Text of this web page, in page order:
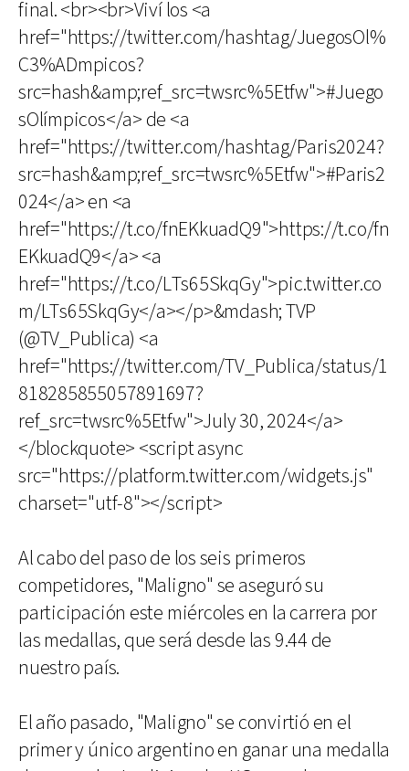
final. <br><br>Viví los <a
href="https://twitter.com/hashtag/JuegosOl%
C3%ADmpicos?
src=hash&amp;ref_src=twsrc%5Etfw">#Juego
sOlímpicos</a> de <a
href="https://twitter.com/hashtag/Paris2024?
src=hash&amp;ref_src=twsrc%5Etfw">#Paris2
024</a> en <a
href="https://t.co/fnEKkuadQ9">https://t.co/fn
EKkuadQ9</a> <a
href="https://t.co/LTs65SkqGy">pic.twitter.co
m/LTs65SkqGy</a></p>&mdash; TVP
(@TV_Publica) <a
href="https://twitter.com/TV_Publica/status/1
818285855057891697?
ref_src=twsrc%5Etfw">July 30, 2024</a>
</blockquote> <script async
src="https://platform.twitter.com/widgets.js"
charset="utf-8"></script>
Al cabo del paso de los seis primeros
competidores, "Maligno" se aseguró su
participación este miércoles en la carrera por
las medallas, que será desde las 9.44 de
nuestro país.
El año pasado, "Maligno" se convirtió en el
primer y único argentino en ganar una medalla